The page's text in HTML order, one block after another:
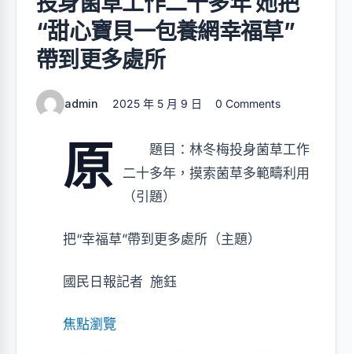
“甜心寶貝一包養網幸福草”
帶到更多處所
admin 2025 年 5 月 9 日 0 Comments
原
題目：林冬梅投身菌草工作
二十多年，摸索菌草多範疇利用
（引題）
把“幸福草”帶到更多處所（主題）
國民日報記者 施鈺
焦點瀏覽